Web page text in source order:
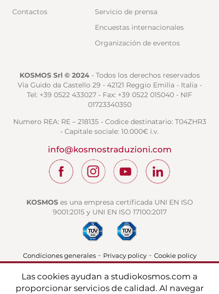
Las cookies ayudan a studiokosmos.com a
proporcionar servicios de calidad. Al navegar
Contactos
Servicio de prensa
Encuestas internacionales
Organización de eventos
KOSMOS Srl © 2024- Todos los derechos reservados
Via Guido da Castello 29 - 42121 Reggio Emilia - Italia -
Tel: +39 0522 433027 - Fax: +39 0522 015040 - NIF
01723340350
Numero REA: RE – 218135 - Codice destinatario: T04ZHR3
- Capitale sociale: 10.000€ i.v.
info@kosmostraduzioni.com
KOSMOSes una empresa certificada UNI EN ISO
9001:2015 y UNI EN ISO 17100:2017
Condiciones generales- Privacy policy- Cookie policy